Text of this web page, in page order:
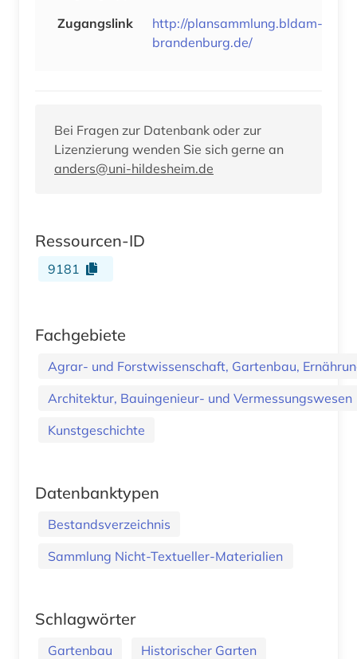
Zugangslink
http://plansammlung.bldam-
brandenburg.de/
Bei Fragen zur Datenbank oder zur
Lizenzierung wenden Sie sich gerne an
anders@uni-hildesheim.de
Ressourcen-ID
9181
Fachgebiete
Agrar- und Forstwissenschaft, Gartenbau,
Architektur, Bauingenieur- und Vermessungswesen
Kunstgeschichte
Datenbanktypen
Bestandsverzeichnis
Sammlung Nicht-Textueller-Materialien
Schlagwörter
Gartenbau
Historischer Garten